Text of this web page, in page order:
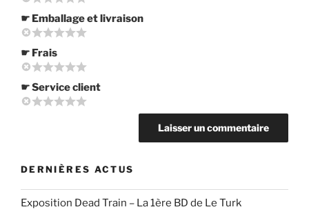
☛ Emballage et livraison
☛ Frais
☛ Service client
DERNIÈRES ACTUS
Exposition Dead Train – La 1ère BD de Le Turk